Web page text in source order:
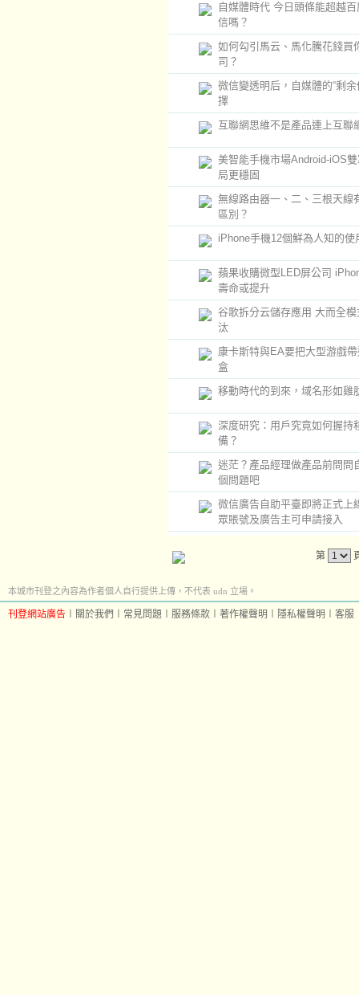
自媒體時代 今日頭條能超越
信嗎？
如何勾引馬云、馬化騰花錢買
司？
微信變透明后，自媒體的“剩余
擇
互聯網思維不是產品連上互聯
美智能手機市場Android-iOS
局更穩固
無線路由器一、二、三根天線
區別？
iPhone手機12個鮮為人知的使
蘋果收購微型LED屏公司
壽命或提升
谷歌拆分云儲存應用 大而全模
汰
康卡斯特與EA要把大型游戲
盒
移動時代的到來，域名形如雞
深度研究：用戶究竟如何握持
備？
迷茫？產品經理做產品前問問
個問題吧
微信廣告自助平臺即將正式上
眾賬號及廣告主可申請接入
第
本城市刊登之內容為作者個人自行提供上傳，不代表 udn 立場。
刊登網站廣告 關於我們 常見問題 服務條款 著作權聲明 隱私權聲明 客服